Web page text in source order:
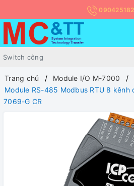
Trang chủ
Module I/O M-7000
Module RS-485 Modbus RTU 8 kênh
7069-G CR